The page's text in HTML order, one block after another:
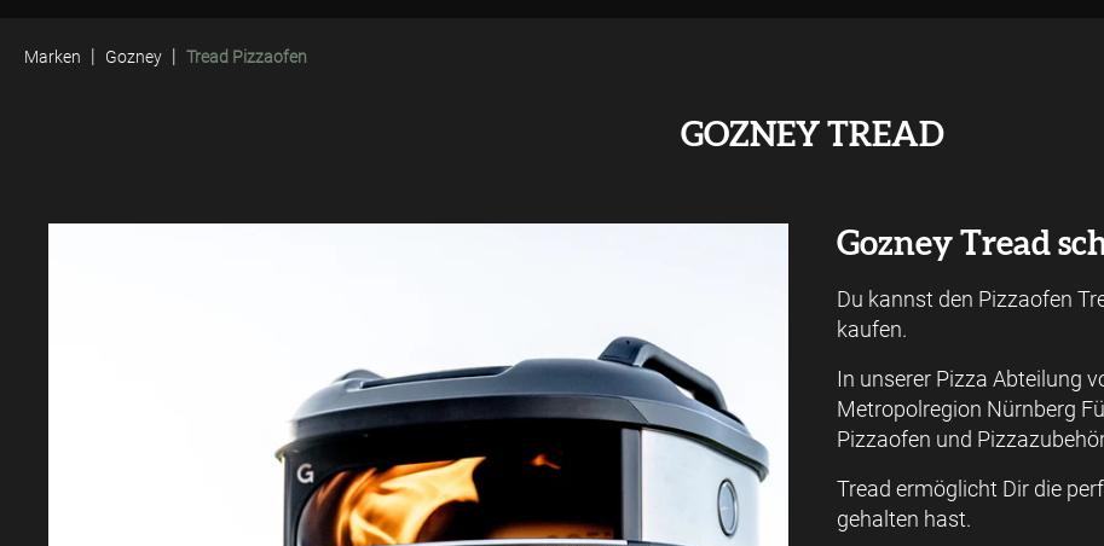
Marken | Gozney | Tread Pizzaofen
GOZNEY TREAD
Gozney Tread
Du kannst den Pizzaofen
kaufen.
In unserer Pizza Abteilung
Metropolregion Nürnberg
Pizzaofen und
Tread ermöglicht Dir die
gehalten hast.